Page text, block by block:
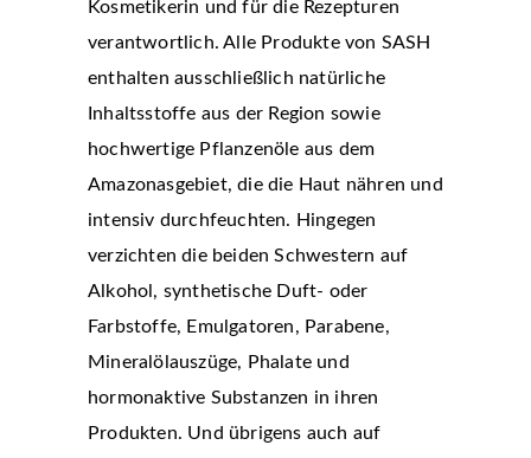
Kosmetikerin und für die Rezepturen
verantwortlich. Alle Produkte von SASH
enthalten ausschließlich natürliche
Inhaltsstoffe aus der Region sowie
hochwertige Pflanzenöle aus dem
Amazonasgebiet, die die Haut nähren und
intensiv durchfeuchten. Hingegen
verzichten die beiden Schwestern auf
Alkohol, synthetische Duft- oder
Farbstoffe, Emulgatoren, Parabene,
Mineralölauszüge, Phalate und
hormonaktive Substanzen in ihren
Produkten. Und übrigens auch auf